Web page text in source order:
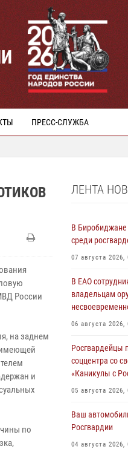
ПРЕСС-СЛУЖБА
России
на заднем
имеющей
и
по
ЛЕНТА
В Биробиджане
среди
07 августа 2026,
В ЕАО
владельцам
06 августа 2026,
Росгвардейцы
соццентра со
«Каникулы с
05 августа 2026,
Ваш
Росгвардии
04 августа 2026,